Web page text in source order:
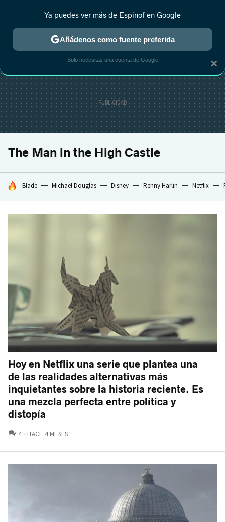
ESTRENOS REALITY ANIME RANKINGS CINE
The Man in the High Castle
HOY SE HABLA DE
Blade Michael Douglas Disney Renny Harlin Netflix
Hoy en Netflix una serie que plantea una
de las realidades alternativas más
inquietantes sobre la historia reciente. Es
una mezcla perfecta entre política y
distopía
4 COMENTARIOS
HACE 4 MESES
×
Ya puedes ver más de Espinof en Google
Añádenos como fuente preferida
Solo necesitas una cuenta de Google